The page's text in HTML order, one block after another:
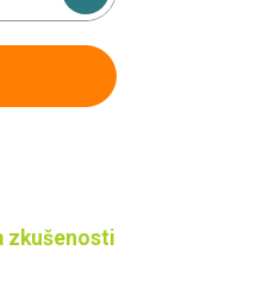
zkušenosti